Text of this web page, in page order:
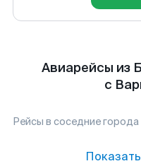
Авиарейсы из
с
Рейсы в соседние города